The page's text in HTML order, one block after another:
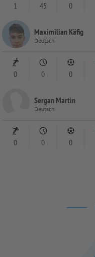
1 45 0
Maximilian Käfig
Deutsch
0 0 0
Sergan Martin
Deutsch
0 0 0